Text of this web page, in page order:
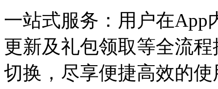
一站式服务：用户在App
更新及礼包领取等全流
切换，尽享便捷高效的